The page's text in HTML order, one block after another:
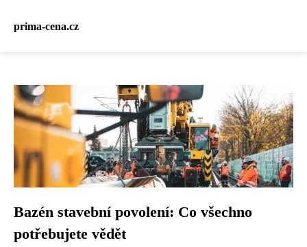
prima-cena.cz
Bazén stavební povolení: Co všechno
potřebujete vědět